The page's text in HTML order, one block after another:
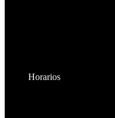
Horarios